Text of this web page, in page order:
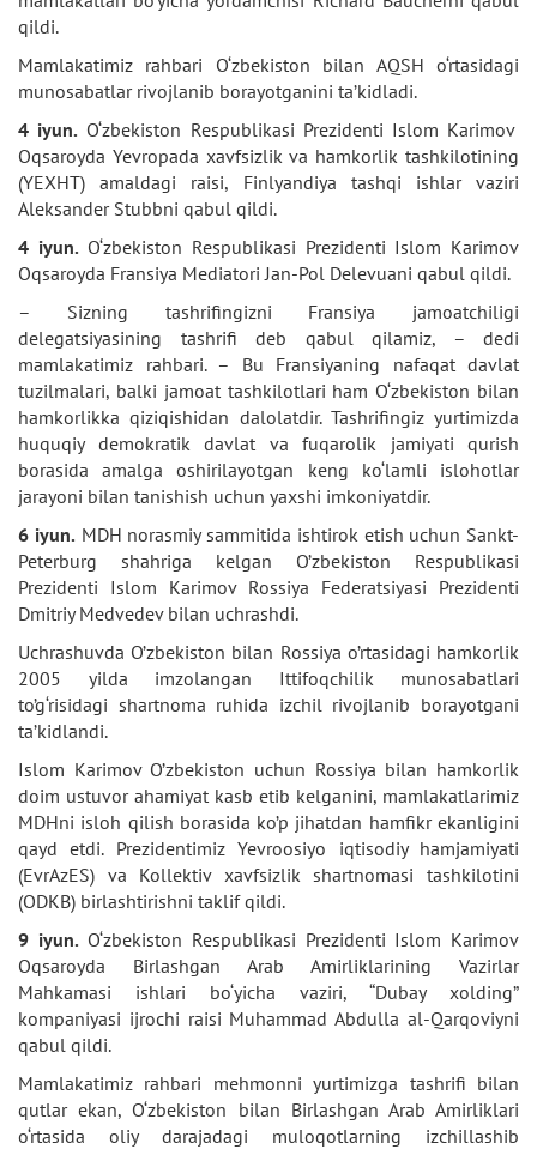
qildi.
Mamlakatimiz rahbari O‘zbekiston bilan AQSH o‘rtasidagi
munosabatlar rivojlanib borayotganini ta’kidladi.
4 iyun. O‘zbekiston Respublikasi Prezidenti Islom Karimov
Oqsaroyda Yevropada xavfsizlik va hamkorlik tashkilotining
(YEXHT) amaldagi raisi, Finlyandiya tashqi ishlar vaziri
Aleksander Stubbni qabul qildi.
4 iyun. O‘zbekiston Respublikasi Prezidenti Islom Karimov
Oqsaroyda Fransiya Mediatori Jan-Pol Delevuani qabul qildi.
– Sizning tashrifingizni Fransiya jamoatchiligi
delegatsiyasining tashrifi deb qabul qilamiz, – dedi
mamlakatimiz rahbari. – Bu Fransiyaning nafaqat davlat
tuzilmalari, balki jamoat tashkilotlari ham O‘zbekiston bilan
hamkorlikka qiziqishidan dalolatdir. Tashrifingiz yurtimizda
huquqiy demokratik davlat va fuqarolik jamiyati qurish
borasida amalga oshirilayotgan keng ko‘lamli islohotlar
jarayoni bilan tanishish uchun yaxshi imkoniyatdir.
6 iyun. MDH norasmiy sammitida ishtirok etish uchun Sankt-
Peterburg shahriga kelgan O’zbekiston Respublikasi
Prezidenti Islom Karimov Rossiya Federatsiyasi Prezidenti
Dmitriy Medvedev bilan uchrashdi.
Uchrashuvda O’zbekiston bilan Rossiya o’rtasidagi hamkorlik
2005 yilda imzolangan Ittifoqchilik munosabatlari
to’g‘risidagi shartnoma ruhida izchil rivojlanib borayotgani
ta’kidlandi.
Islom Karimov O’zbekiston uchun Rossiya bilan hamkorlik
doim ustuvor ahamiyat kasb etib kelganini, mamlakatlarimiz
MDHni isloh qilish borasida ko’p jihatdan hamfikr ekanligini
qayd etdi. Prezidentimiz Yevroosiyo iqtisodiy hamjamiyati
(EvrAzES) va Kollektiv xavfsizlik shartnomasi tashkilotini
(ODKB) birlashtirishni taklif qildi.
9 iyun. O‘zbekiston Respublikasi Prezidenti Islom Karimov
Oqsaroyda Birlashgan Arab Amirliklarining Vazirlar
Mahkamasi ishlari bo‘yicha vaziri, “Dubay xolding”
kompaniyasi ijrochi raisi Muhammad Abdulla al-Qarqoviyni
qabul qildi.
Mamlakatimiz rahbari mehmonni yurtimizga tashrifi bilan
qutlar ekan, O‘zbekiston bilan Birlashgan Arab Amirliklari
o‘rtasida oliy darajadagi muloqotlarning izchillashib